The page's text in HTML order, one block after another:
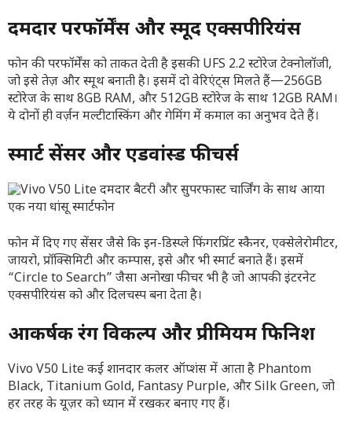
दमदार परफॉर्मेंस और स्मूद एक्सपीरियंस
फोन की परफॉर्मेंस को ताकत देती है इसकी UFS 2.2 स्टोरेज टेक्नोलॉजी,
जो इसे तेज़ और स्मूथ बनाती है। इसमें दो वेरिएंट्स मिलते हैं—256GB
स्टोरेज के साथ 8GB RAM, और 512GB स्टोरेज के साथ 12GB RAM।
ये दोनों ही वर्ज़न मल्टीटास्किंग और गेमिंग में कमाल का अनुभव देते हैं।
स्मार्ट सेंसर और एडवांस्ड फीचर्स
फोन में दिए गए सेंसर जैसे कि इन-डिस्प्ले फिंगरप्रिंट स्कैनर, एक्सेलेरोमीटर,
जायरो, प्रॉक्सिमिटी और कम्पास, इसे और भी स्मार्ट बनाते हैं। इसमें
“Circle to Search” जैसा अनोखा फीचर भी है जो आपकी इंटरनेट
एक्सपीरियंस को और दिलचस्प बना देता है।
आकर्षक रंग विकल्प और प्रीमियम फिनिश
Vivo V50 Lite कई शानदार कलर ऑप्शंस में आता है Phantom
Black, Titanium Gold, Fantasy Purple, और Silk Green, जो
हर तरह के यूज़र को ध्यान में रखकर बनाए गए हैं।